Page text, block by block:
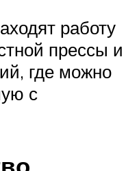
работу
прессы и
где можно
с